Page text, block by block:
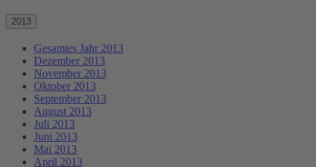
2013
Gesamtes Jahr 2013
Dezember 2013
November 2013
Oktober 2013
September 2013
August 2013
Juli 2013
Juni 2013
Mai 2013
April 2013